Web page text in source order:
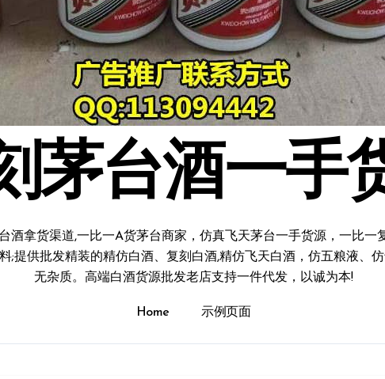
茅台酒一手
酒拿货渠道,一比一A货茅台商家，仿真飞天茅台一手货源，一比一
;提供批发精装的精仿白酒、复刻白酒,精仿飞天白酒，仿五粮液、
无杂质。高端白酒货源批发老店支持一件代发，以诚为本!
Home 示例页面